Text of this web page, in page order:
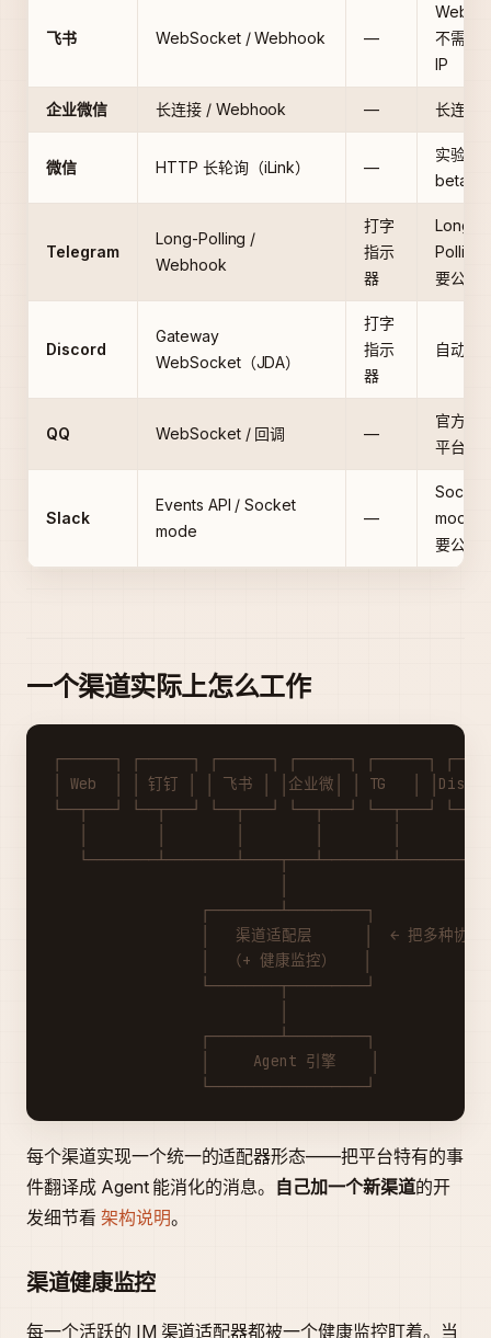
飞书 WebSocket / Webhook —
不需要
IP
企业微信 长连接 / Webhook — 长连接
微信 HTTP 长轮询（iLink） —
实验性 /
beta
Telegram
Long-Polling /
Webhook
打字
指示
器
Long-
Polling
要公网
Discord
Gateway
WebSocket（JDA）
打字
指示
器
自动重
QQ WebSocket / 回调 —
官方机
平台
Slack
Events API / Socket
mode
—
Socket
mode
要公网
一个渠道实际上怎么工作
┌──────┐ ┌──────┐ ┌──────┐ ┌──────┐ ┌──────┐
│ Web  │ │ 钉钉 │ │ 飞书 │ │企业微│ │ TG   │
└──┬───┘ └──┬───┘ └──┬───┘ └──┬───┘ └──┬───┘
                 ┌────────┴─────────┐
│   渠道适配层      │  ← 把多种协议
                 │  （+ 健康监控）   │
                 └────────┬─────────┘
                 ┌────────┴─────────┐
                 │     Agent 引擎    │
                 └──────────────────┘
每个渠道实现一个统一的适配器形态——把平台特有的事
件翻译成 Agent 能消化的消息。 自己加一个新渠道的开
发细节看 架构说明。
渠道健康监控
每一个活跃的 IM 渠道适配器都被一个健康监控盯着。当